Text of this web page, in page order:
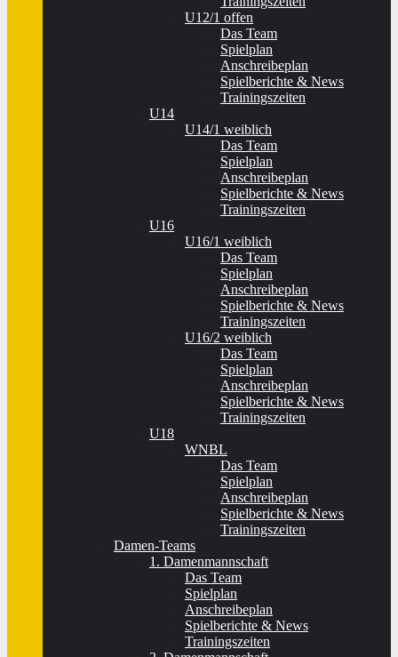
U12/1 offen
Das Team
Spielplan
Anschreibeplan
Spielberichte & News
Trainingszeiten
U14
U14/1 weiblich
Das Team
Spielplan
Anschreibeplan
Spielberichte & News
Trainingszeiten
U16
U16/1 weiblich
Das Team
Spielplan
Anschreibeplan
Spielberichte & News
Trainingszeiten
U16/2 weiblich
Das Team
Spielplan
Anschreibeplan
Spielberichte & News
Trainingszeiten
U18
WNBL
Das Team
Spielplan
Anschreibeplan
Spielberichte & News
Trainingszeiten
Damen-Teams
1. Damenmannschaft
Das Team
Spielplan
Anschreibeplan
Spielberichte & News
Trainingszeiten